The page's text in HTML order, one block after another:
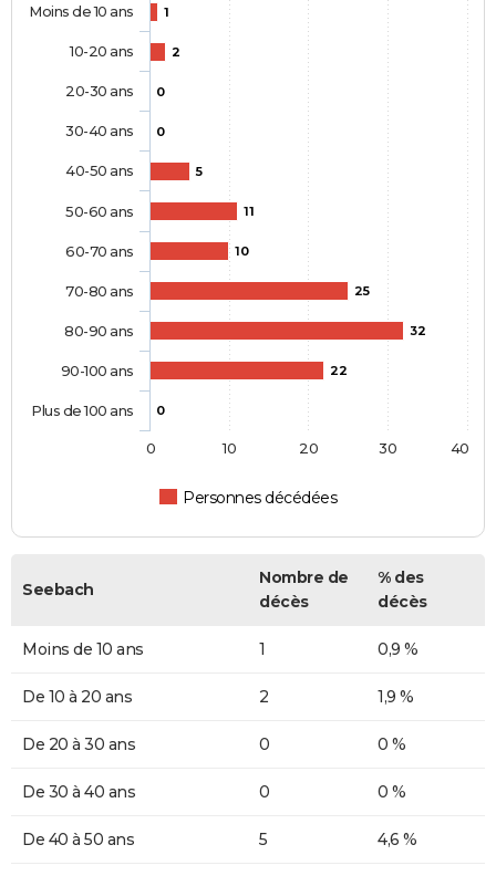
1
2
0
0
5
11
10
25
32
22
0
Personnes décédées
Moins de 10 ans
10-20 ans
20-30 ans
30-40 ans
40-50 ans
50-60 ans
60-70 ans
70-80 ans
80-90 ans
90-100 ans
Plus de 100 ans
0 10 20 30 40
Seebach
Nombre de
décès
% des
décès
Moins de 10 ans 1 0,9 %
De 10 à 20 ans 2 1,9 %
De 20 à 30 ans 0 0 %
De 30 à 40 ans 0 0 %
De 40 à 50 ans 5 4,6 %